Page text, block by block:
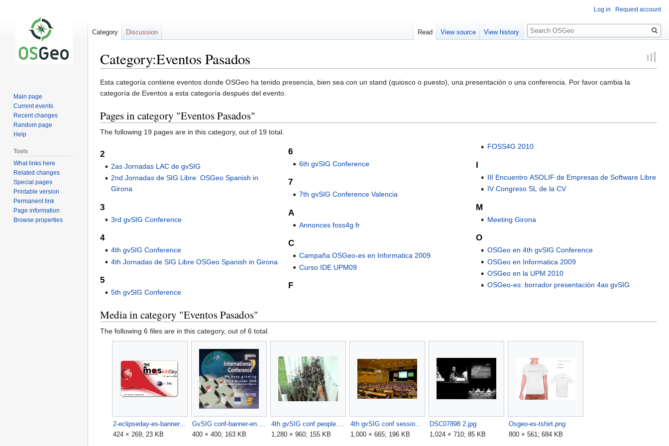
Category:Eventos Pasados
Jump
to
Jump
to
Esta categoría contiene eventos donde OSGeo ha tenido presencia, bien sea con un stand (quiosco o puesto), una presentación o una conferencia. Por favor cambia la
categoría de Eventos a esta categoría después del evento.
Pages in category "Eventos Pasados"
The following 19 pages are in this category, out of 19 total.
2
2as Jornadas LAC de gvSIG
2nd Jornadas de SIG Libre: OSGeo Spanish in
Girona
3
3rd gvSIG Conference
4
4th gvSIG Conference
4th Jornadas de SIG Libre OSGeo Spanish in Girona
5
5th gvSIG Conference
6
6th gvSIG Conference
7
7th gvSIG Conference Valencia
A
Annonces foss4g fr
C
Campaña OSGeo-es en Informatica 2009
Curso IDE UPM09
F
FOSS4G 2010
I
III Encuentro ASOLIF de Empresas de Software Libre
IV Congreso SL de la CV
M
Meeting Girona
O
OSGeo en 4th gvSIG Conference
OSGeo en Informatica 2009
OSGeo en la UPM 2010
OSGeo-es: borrador presentación 4as gvSIG
Media in category "Eventos Pasados"
The following 6 files are in this category, out of 6 total.
2-eclipseday-es-banner.png
424 × 269; 23 KB
400 × 400; 163 KB
1,280 × 960; 155 KB
1,000 × 665; 196 KB
DSC07898 2.jpg
1,024 × 710; 85 KB
Osgeo-es-tshirt.png
800 × 561; 684 KB
Log in Request account
Category Discussion Read View source View history
Search
Main page
Current events
Recent changes
Random page
Help
Tools
What links here
Related changes
Special pages
Printable version
Permanent link
Page information
Browse properties